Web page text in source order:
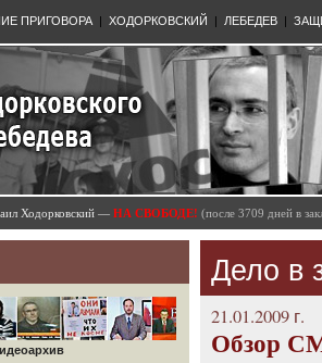
ПРИГОВОРА | ХОДОРКОВСКИЙ | ЛЕБЕДЕВ |
Ходорковский — НА СВОБОДЕ! (после 3709 дней в
Дело в
21.01.2009 г.
Обзор